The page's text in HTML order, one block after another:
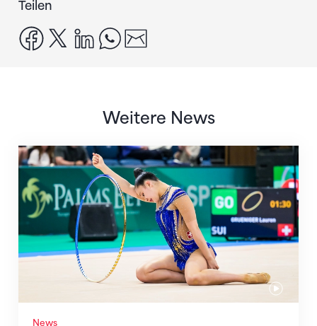
Teilen
facebook
x linkedinwhatsapp
Weitere News
News
Nächster Halt: Weltmeisterschaft